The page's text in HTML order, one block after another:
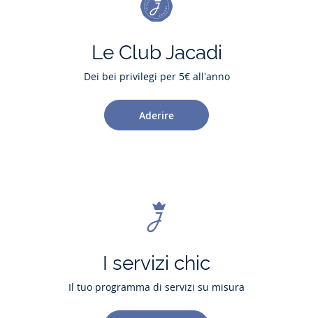
Le Club Jacadi
Dei bei privilegi per 5€ all'anno
Aderire
I servizi chic
Il tuo programma di servizi su misura